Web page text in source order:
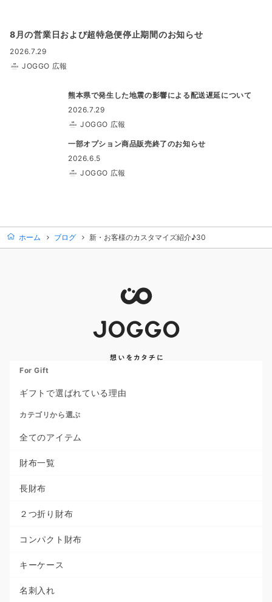
8月の営業日および超特急便停止期間のお知らせ
2026.7.29
JOGGO 広報
熊本県で発生した地震の影響による配送遅延について
2026.7.29
JOGGO 広報
一部オプション商品販売終了のお知らせ
2026.6.5
JOGGO 広報
ホーム ブログ 新・お客様のカスタマイズ紹介♪30
For Gift
ギフトで選ばれている理由
カテゴリから選ぶ
全てのアイテム
財布一覧
長財布
２つ折り財布
コンパクト財布
キーケース
名刺入れ